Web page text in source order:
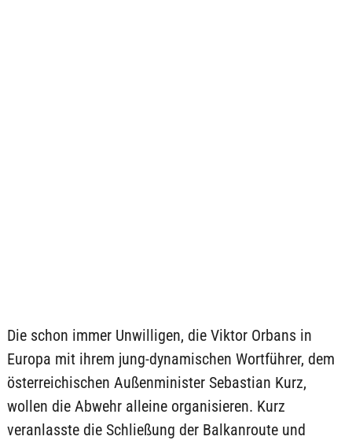
Die schon immer Unwilligen, die Viktor Orbans in
Europa mit ihrem jung-dynamischen Wortführer, dem
österreichischen Außenminister Sebastian Kurz,
wollen die Abwehr alleine organisieren. Kurz
veranlasste die Schließung der Balkanroute und